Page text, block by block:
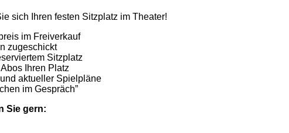
sich Ihren festen Sitzplatz im Theater!
im Freiverkauf
zugeschickt
Sitzplatz
Ihren Platz
aktueller Spielpläne
im Gespräch”
Sie gern: